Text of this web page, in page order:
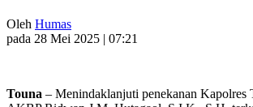
Oleh Humas
pada 28 Mei 2025 | 07:21
Touna – Menindaklanjuti penekanan Kapolres